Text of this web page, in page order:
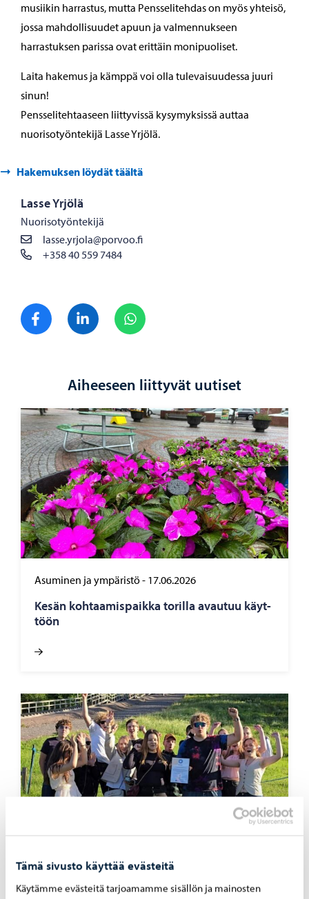
Tämä sivusto käyttää evästeitä
Käytämme evästeitä tarjoamamme sisällön ja mainosten
musiikin harrastus, mutta Pensselitehdas on myös yhteisö,
jossa mahdollisuudet apuun ja valmennukseen
harrastuksen parissa ovat erittäin monipuoliset.
Laita hakemus ja kämppä voi olla tulevaisuudessa juuri
sinun!
Pensselitehtaaseen liittyvissä kysymyksissä auttaa
nuorisotyöntekijä Lasse Yrjölä.
Hakemuksen löydät täältä
Lasse Yrjölä
Nuorisotyöntekijä
lasse.yrjola@porvoo.fi
+358 40 559 7484
Jaa FacebookJaa LinkedIn
Aiheeseen liittyvät uutiset
Asuminen ja ympäristö- 17.06.2026
Kesän koh­taa­mis­paik­ka to­ril­la avau­tuu käyt­
töön
Nuoret -12.06.2026
Por­vool­le myön­net­tiin uusi kah­den vuo­den